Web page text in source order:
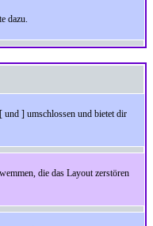
dazu.
] umschlossen und bietet dir
die das Layout zerstören